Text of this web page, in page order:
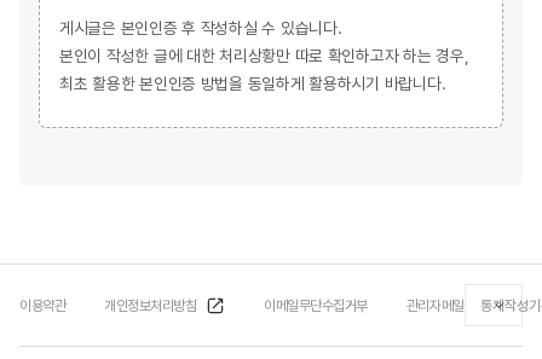
게시글은 본인인증 후 작성하실 수 있습니다.
본인이 작성한 글에 대한 처리상황만 따로 확인하고자 하는 경우,
최초 활용한 본인인증 방법을 동일하게 활용하시기 바랍니다.
이용약관 개인정보처리방침 이메일무단수집거부 관리자메일 통계작성